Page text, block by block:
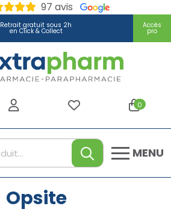
97 avis
Retrait gratuit sous 2h
en Click & Collect
Accès
pro
Extrapharm Votre
0
MENU
Opsite